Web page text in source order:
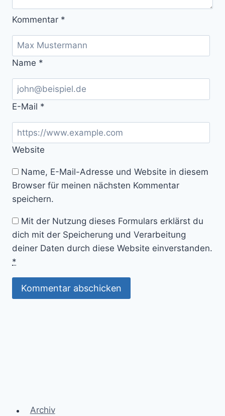
Kommentar *
Name *
E-Mail *
Website
Name, E-Mail-Adresse und Website in diesem
Browser für meinen nächsten Kommentar
speichern.
Mit der Nutzung dieses Formulars erklärst du
dich mit der Speicherung und Verarbeitung
deiner Daten durch diese Website einverstanden.
*
Archiv